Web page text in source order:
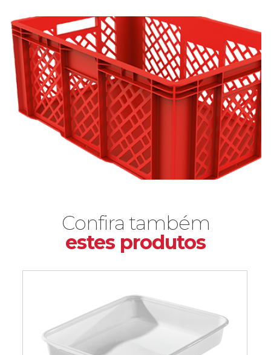
Confira também
estes produtos